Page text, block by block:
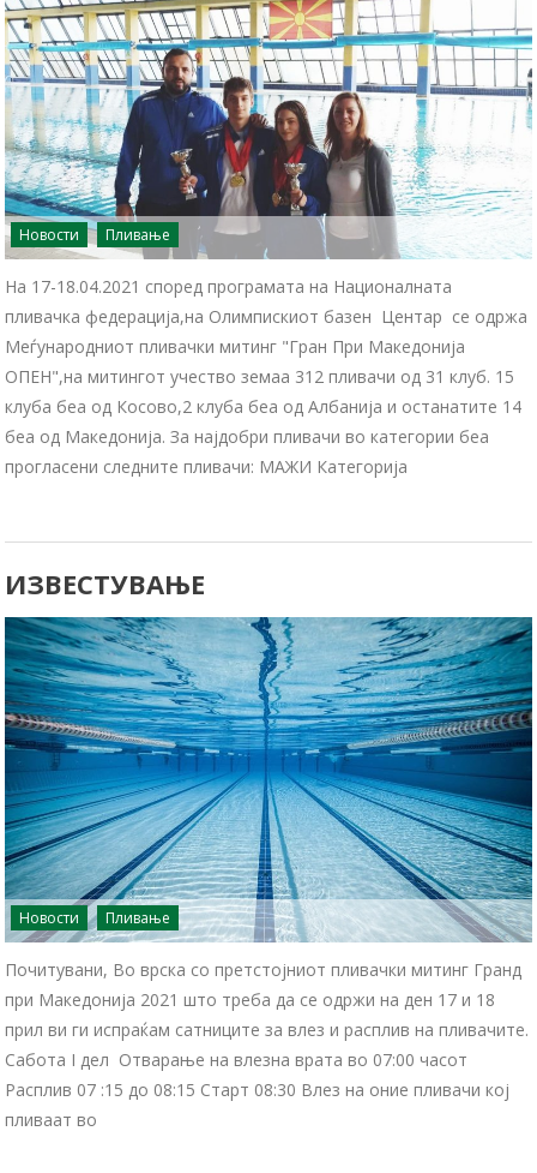
Новости Пливање
На 17-18.04.2021 според програмата на Националната
пливачка федерација,на Олимпискиот базен Центар се одржа
Меѓународниот пливачки митинг "Гран При Македонија
ОПЕН",на митингот учество земаа 312 пливачи од 31 клуб. 15
клуба беа од Косово,2 клуба беа од Албанија и останатите 14
беа од Македонија. За најдобри пливачи во категории беа
прогласени следните пливачи: МАЖИ Категорија
ИЗВЕСТУВАЊЕ
Новости Пливање
Почитувани, Во врска со претстојниот пливачки митинг Гранд
при Македонија 2021 што треба да се одржи на ден 17 и 18
прил ви ги испраќам сатниците за влез и расплив на пливачите.
Сабота I дел Отварање на влезна врата во 07:00 часот
Расплив 07 :15 до 08:15 Старт 08:30 Влез на оние пливачи кој
пливаат во